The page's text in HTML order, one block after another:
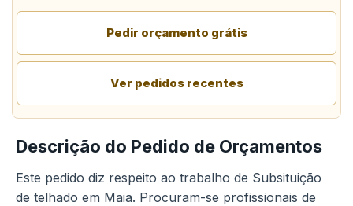
Pedir orçamento grátis
Ver pedidos recentes
Descrição do Pedido de Orçamentos
Este pedido diz respeito ao trabalho de Subsituição
de telhado em Maia. Procuram-se profissionais de